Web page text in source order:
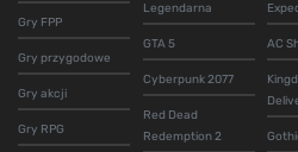
Gry FPP
Gry przygodowe
Gry akcji
Gry RPG
Legendarna
GTA 5
Cyberpunk 2077
Red Dead
Redemption 2
AC